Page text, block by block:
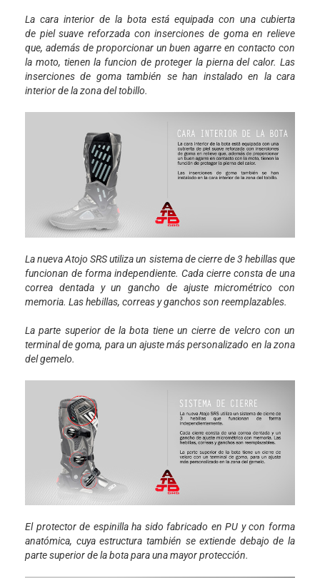
La cara interior de la bota está equipada con una cubierta
de piel suave reforzada con inserciones de goma en relieve
que, además de proporcionar un buen agarre en contacto con
la moto, tienen la funcion de proteger la pierna del calor. Las
inserciones de goma también se han instalado en la cara
interior de la zona del tobillo.
La nueva Atojo SRS utiliza un sistema de cierre de 3 hebillas que
funcionan de forma independiente. Cada cierre consta de una
correa dentada y un gancho de ajuste micrométrico con
memoria. Las hebillas, correas y ganchos son reemplazables.
La parte superior de la bota tiene un cierre de velcro con un
terminal de goma, para un ajuste más personalizado en la zona
del gemelo.
El protector de espinilla ha sido fabricado en PU y con forma
anatómica, cuya estructura también se extiende debajo de la
parte superior de la bota para una mayor protección.